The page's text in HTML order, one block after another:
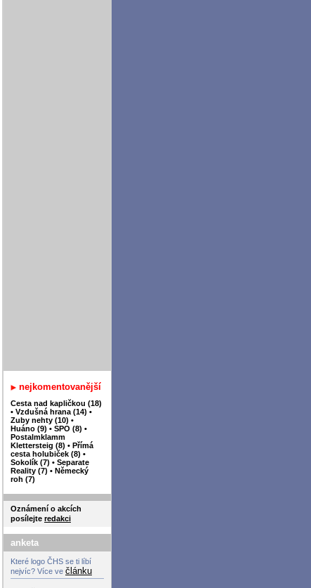
nejkomentovanější
Cesta nad kapličkou (18)
• Vzdušná hrana (14) •
Zuby nehty (10) •
Huáno (9) • SPO (8) •
Postalmklamm
Klettersteig (8) • Přímá
cesta holubiček (8) •
Sokolík (7) • Separate
Reality (7) • Německý
roh (7)
Oznámení o akcích
posílejte redakci
anketa
Které logo ČHS se ti líbí
nejvíc? Více ve článku